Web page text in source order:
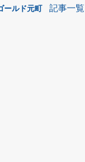
ールド元町 記事一覧